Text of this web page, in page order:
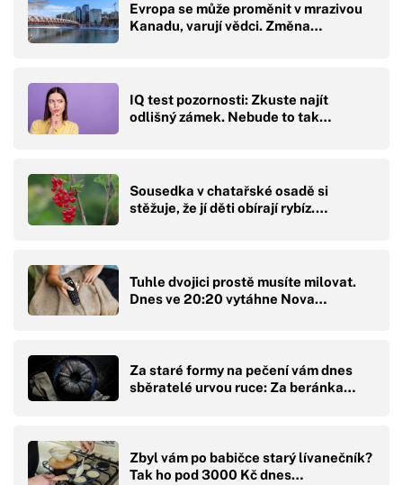
Evropa se může proměnit v mrazivou
Kanadu, varují vědci. Změna…
IQ test pozornosti: Zkuste najít
odlišný zámek. Nebude to tak…
Sousedka v chatařské osadě si
stěžuje, že jí děti obírají rybíz.…
Tuhle dvojici prostě musíte milovat.
Dnes ve 20:20 vytáhne Nova…
Za staré formy na pečení vám dnes
sběratelé urvou ruce: Za beránka…
Zbyl vám po babičce starý lívanečník?
Tak ho pod 3000 Kč dnes…